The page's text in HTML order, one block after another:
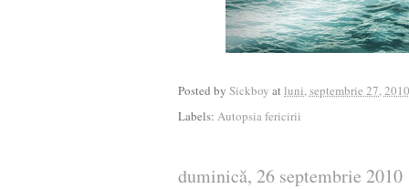
Posted by Sickboy atluni, septembrie 27, 2010
Labels: Autopsia fericirii
duminică, 26 septembrie 2010